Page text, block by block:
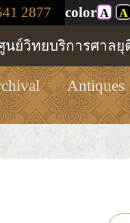
2877 color A A
นย์วิทยบริการศาลยุ
Antiques